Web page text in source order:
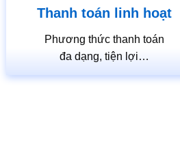
Thanh toán linh hoạt
Phương thức thanh toán
đa dạng, tiện lợi…